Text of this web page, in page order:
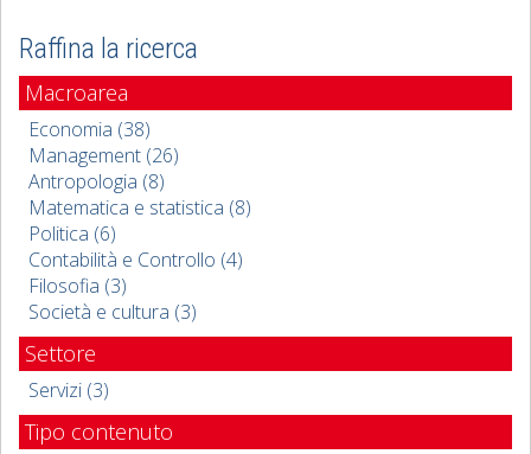
Raffina la ricerca
Macroarea
Economia (38)
Management (26)
Antropologia (8)
Matematica e statistica (8)
Politica (6)
Contabilità e Controllo (4)
Filosofia (3)
Società e cultura (3)
Settore
Servizi (3)
Tipo contenuto